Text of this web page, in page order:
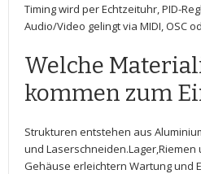
Timing⁤ wird per⁤ Echtzeituhr, PID-
Audio/Video gelingt via MIDI, OSC​
Welche
kommen zum
Strukturen entstehen aus
und
⁤Gehäuse erleichtern Wartung und